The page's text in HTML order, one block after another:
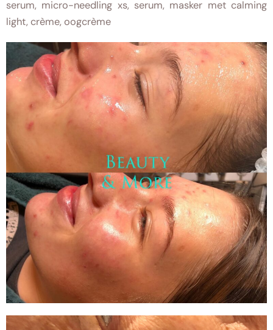
serum, micro-needling xs, serum, masker met calming
light, crème, oogcrème